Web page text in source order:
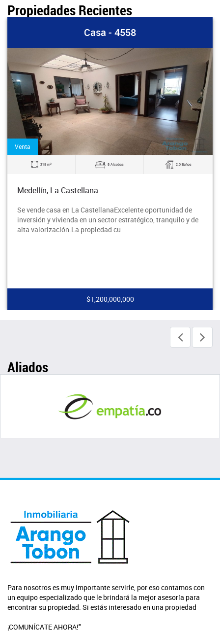
Propiedades Recientes
Casa - 4558
Venta
215 m2 5 Alcobas 2.0 Baños
Medellín, La Castellana
Se vende casa en La CastellanaExcelente oportunidad de
inversión y vivienda en un sector estratégico, tranquilo y de
alta valorización.La propiedad cu
$1,200,000,000
Aliados
Para nosotros es muy importante servirle, por eso contamos con
un equipo especializado que le brindará la mejor asesoría para
encontrar su propiedad. Si estás interesado en una propiedad
¡COMUNÍCATE AHORA!"